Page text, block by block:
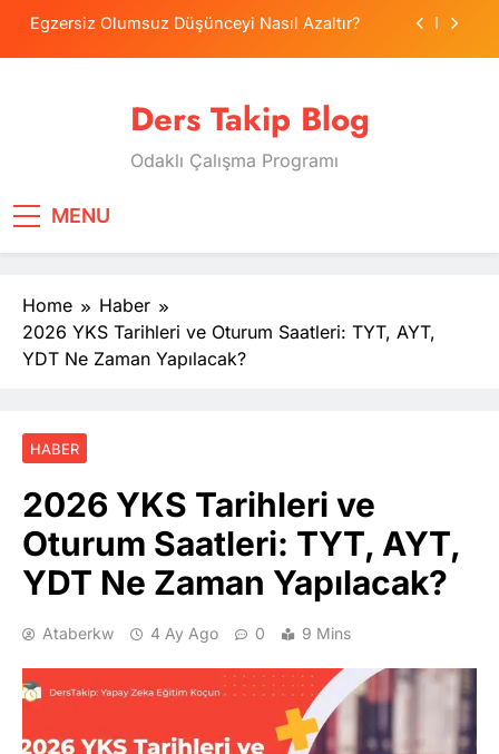
SkipEgzersiz Olumsuz Düşünceyi Nasıl Azaltır?
Tercih Stresinde Veliler Çocuğa Nasıl Destek
Tekrarlama Zorlantısı: Neden Geçmişi
Egzersiz Olumsuz Düşünceyi Nasıl Azaltır?
Psikolojide Sistematik Duyarsızlaştırma
Tercih Stresinde Veliler Çocuğa Nasıl Destek
Olur?
Ders Takip Blog
Odaklı Çalışma Programı
MENU
Home
Haber
2026 YKS Tarihleri ve Oturum Saatleri: TYT, AYT,
YDT Ne Zaman Yapılacak?
HABER
2026 YKS Tarihleri ve
Oturum Saatleri: TYT, AYT,
YDT Ne Zaman Yapılacak?
Ataberkw 4 Ay Ago 0 9 Mins